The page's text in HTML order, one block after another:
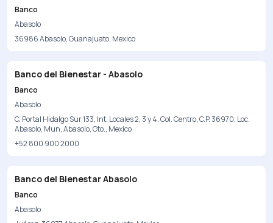
Banco
Abasolo
36986 Abasolo, Guanajuato, Mexico
Banco del Bienestar - Abasolo
Banco
Abasolo
C. Portal Hidalgo Sur 133, Int. Locales 2, 3 y 4, Col. Centro, C.P. 36970, Loc.
Abasolo, Mun, Abasolo, Gto., Mexico
+52 800 900 2000
Banco del Bienestar Abasolo
Banco
Abasolo